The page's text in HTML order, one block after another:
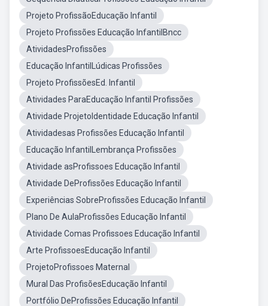
Projeto ProfissãoEducação Infantil
Projeto Profissões Educação InfantilBncc
AtividadesProfissões
Educação InfantilLúdicas Profissões
Projeto ProfissõesEd. Infantil
Atividades ParaEducação Infantil Profissões
Atividade ProjetoIdentidade Educação Infantil
Atividadesas Profissões Educação Infantil
Educação InfantilLembrança Profissões
Atividade asProfissoes Educação Infantil
Atividade DeProfissões Educação Infantil
Experiências SobreProfissões Educação Infantil
Plano De AulaProfissões Educação Infantil
Atividade Comas Profissoes Educação Infantil
Arte ProfissoesEducação Infantil
ProjetoProfissoes Maternal
Mural Das ProfisõesEducação Infantil
Portfólio DeProfissões Educação Infantil